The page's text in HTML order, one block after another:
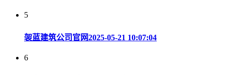
5
袈蓝建筑公司官网2025-05-21 10:07:04
6